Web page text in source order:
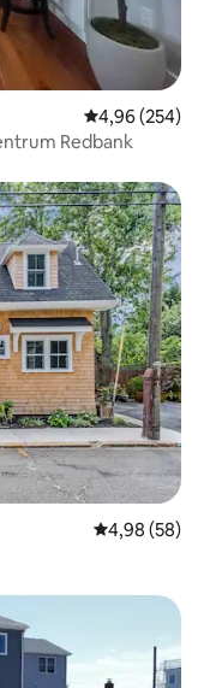
Średnia
4,96 (254)
1 mila od centrum Redbank
Średnia
4,98 (58)